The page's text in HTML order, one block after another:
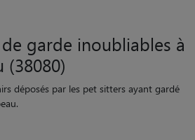
garde inoubliables à
(38080)
déposés par les pet sitters ayant gardé